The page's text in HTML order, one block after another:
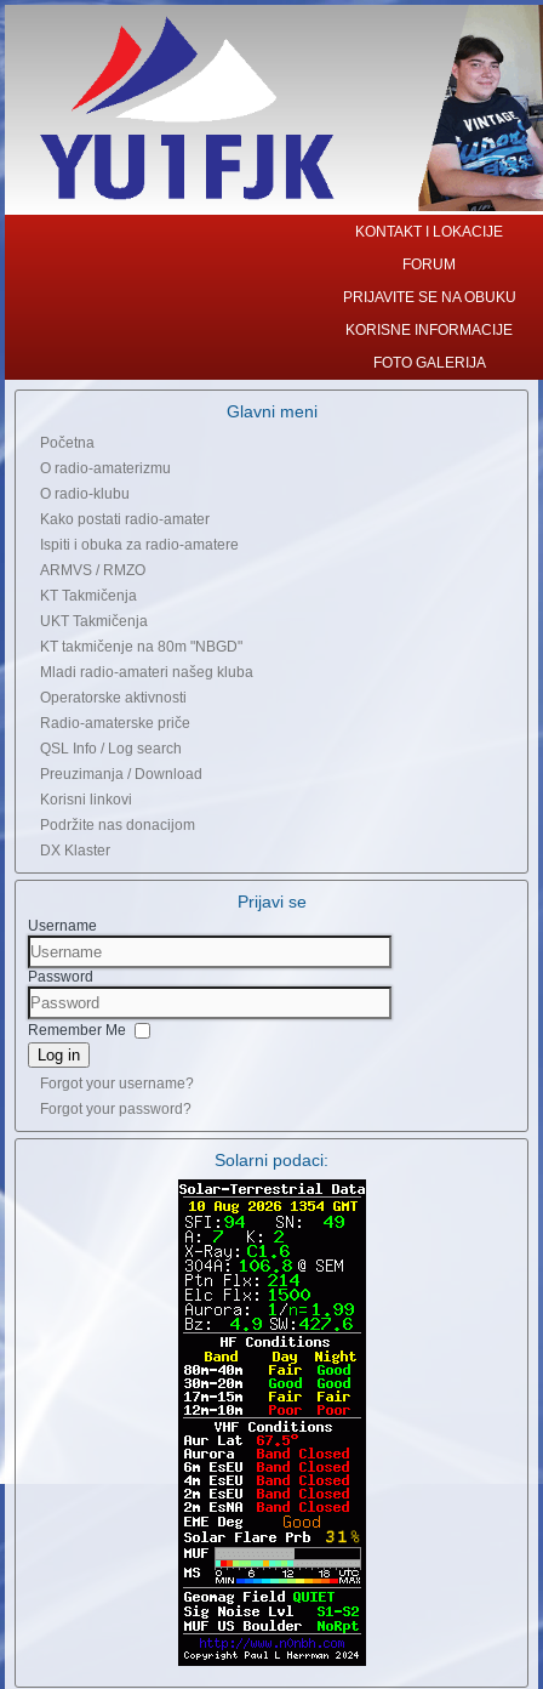
KONTAKT I LOKACIJE
FORUM
PRIJAVITE SE NA OBUKU
KORISNE INFORMACIJE
FOTO GALERIJA
Glavni meni
Početna
O radio-amaterizmu
O radio-klubu
Kako postati radio-amater
Ispiti i obuka za radio-amatere
ARMVS / RMZO
KT Takmičenja
UKT Takmičenja
KT takmičenje na 80m "NBGD"
Mladi radio-amateri našeg kluba
Operatorske aktivnosti
Radio-amaterske priče
QSL Info / Log search
Preuzimanja / Download
Korisni linkovi
Podržite nas donacijom
DX Klaster
Prijavi se
Username
Password
Remember Me
Log in
Forgot your username?
Forgot your password?
Solarni podaci: